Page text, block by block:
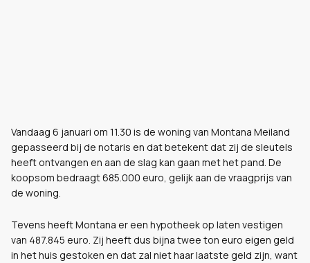
Vandaag 6 januari om 11.30 is de woning van Montana Meiland
gepasseerd bij de notaris en dat betekent dat zij de sleutels
heeft ontvangen en aan de slag kan gaan met het pand. De
koopsom bedraagt 685.000 euro, gelijk aan de vraagprijs van
de woning.
Tevens heeft Montana er een hypotheek op laten vestigen
van 487.845 euro. Zij heeft dus bijna twee ton euro eigen geld
in het huis gestoken en dat zal niet haar laatste geld zijn, want